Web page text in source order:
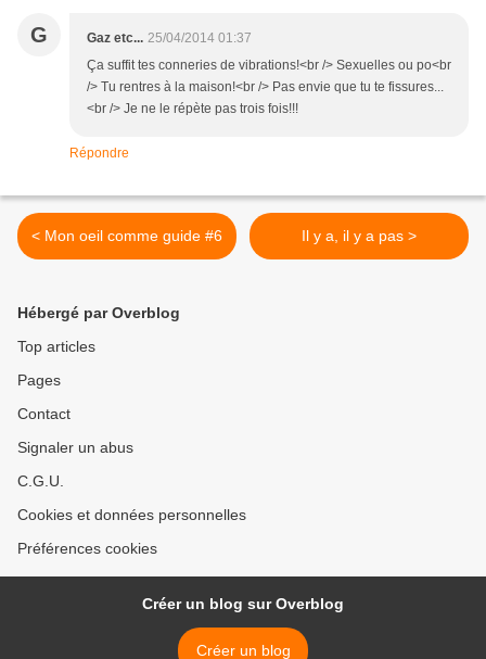
G Gaz etc... 25/04/2014 01:37
Ça suffit tes conneries de vibrations!<br /> Sexuelles ou po<br
/> Tu rentres à la maison!<br /> Pas envie que tu te fissures...
<br /> Je ne le répète pas trois fois!!!
Répondre
< Mon oeil comme guide #6 Il y a, il y a pas >
Hébergé par Overblog
Top articles
Pages
Contact
Signaler un abus
C.G.U.
Cookies et données personnelles
Préférences cookies
Créer un blog sur Overblog
Créer un blog